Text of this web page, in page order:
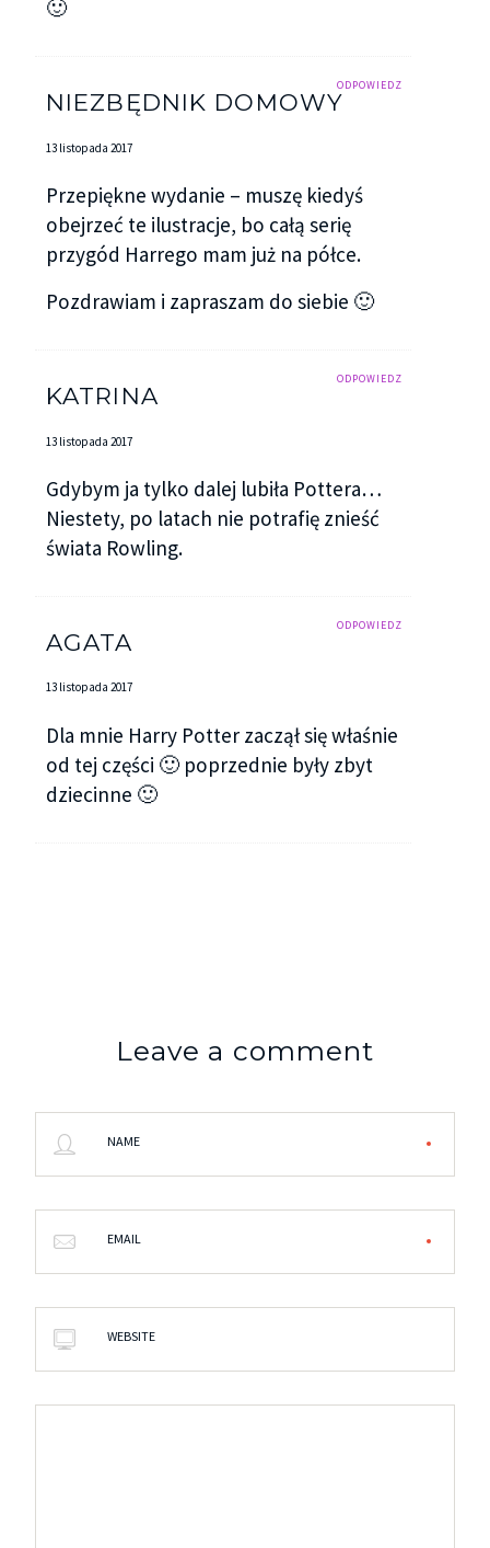
🙂
ODPOWIEDZ
NIEZBĘDNIK DOMOWY
13 listopada 2017
Przepiękne wydanie – muszę kiedyś
obejrzeć te ilustracje, bo całą serię
przygód Harrego mam już na półce.
Pozdrawiam i zapraszam do siebie 🙂
ODPOWIEDZ
KATRINA
13 listopada 2017
Gdybym ja tylko dalej lubiła Pottera…
Niestety, po latach nie potrafię znieść
świata Rowling.
ODPOWIEDZ
AGATA
13 listopada 2017
Dla mnie Harry Potter zaczął się właśnie
od tej części 🙂 poprzednie były zbyt
dziecinne 🙂
Leave a comment
NAME
EMAIL
WEBSITE